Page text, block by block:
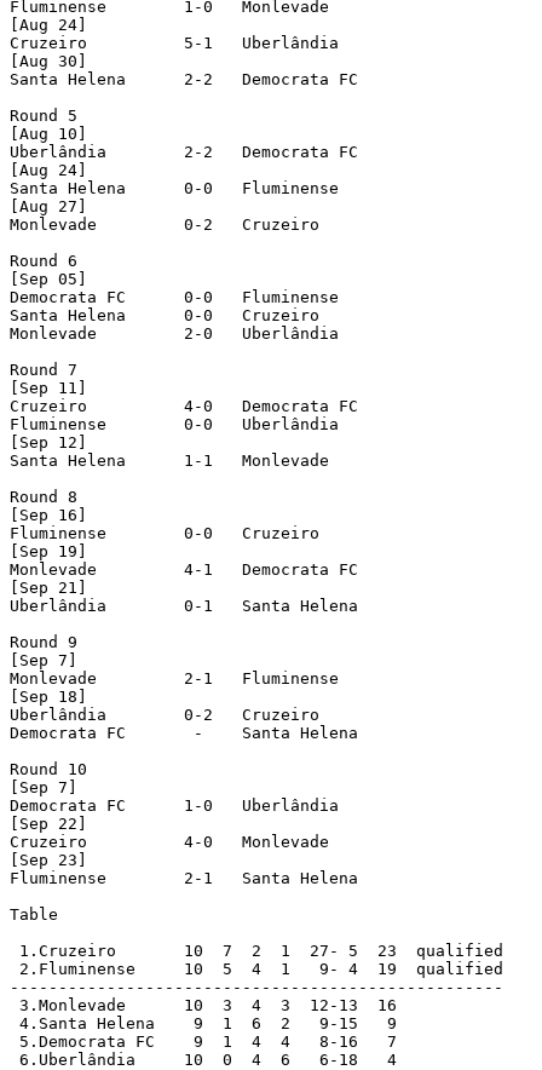
Fluminense        1-0   Monlevade
[Aug 24]
Cruzeiro          5-1   Uberlândia
[Aug 30]
Santa Helena      2-2   Democrata FC
Round 5
[Aug 10]
Uberlândia        2-2   Democrata FC
[Aug 24]
Santa Helena      0-0   Fluminense
[Aug 27]
Monlevade         0-2   Cruzeiro
Round 6
[Sep 05]
Democrata FC      0-0   Fluminense
Santa Helena      0-0   Cruzeiro
Monlevade         2-0   Uberlândia
Round 7
[Sep 11]
Cruzeiro          4-0   Democrata FC
Fluminense        0-0   Uberlândia
[Sep 12]
Santa Helena      1-1   Monlevade
Round 8
[Sep 16]
Fluminense        0-0   Cruzeiro
[Sep 19]
Monlevade         4-1   Democrata FC
[Sep 21]
Uberlândia        0-1   Santa Helena
Round 9
[Sep 7]
Monlevade         2-1   Fluminense
[Sep 18]
Uberlândia        0-2   Cruzeiro
Democrata FC       -    Santa Helena
Round 10
[Sep 7]
Democrata FC      1-0   Uberlândia
[Sep 22]
Cruzeiro          4-0   Monlevade
[Sep 23]
Fluminense        2-1   Santa Helena
Table
1.Cruzeiro       10  7  2  1  27- 5  23  qualified
2.Fluminense     10  5  4  1   9- 4  19  qualified
---------------------------------------------------
3.Monlevade      10  3  4  3  12-13  16
4.Santa Helena    9  1  6  2   9-15   9
5.Democrata FC    9  1  4  4   8-16   7
6.Uberlândia     10  0  4  6   6-18   4